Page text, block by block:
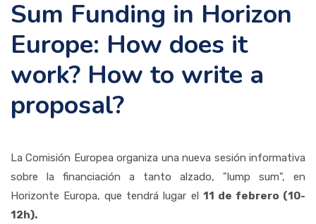
Sum Funding in Horizon
Europe: How does it
work? How to write a
proposal?
La Comisión Europea organiza una nueva sesión informativa
sobre la financiación a tanto alzado, "lump sum", en
Horizonte Europa, que tendrá lugar el 11 de febrero (10-
12h).